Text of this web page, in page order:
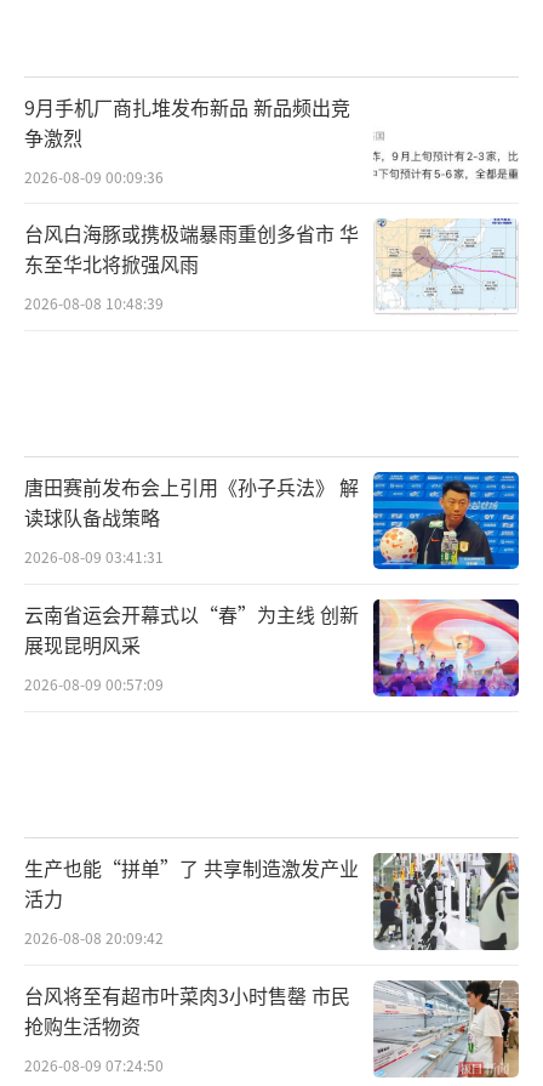
9月手机厂商扎堆发布新品 新品频出竞
争激烈
2026-08-09 00:09:36
台风白海豚或携极端暴雨重创多省市 华
东至华北将掀强风雨
2026-08-08 10:48:39
唐田赛前发布会上引用《孙子兵法》 解
读球队备战策略
2026-08-09 03:41:31
云南省运会开幕式以“春”为主线 创新
展现昆明风采
2026-08-09 00:57:09
生产也能“拼单”了 共享制造激发产业
活力
2026-08-08 20:09:42
台风将至有超市叶菜肉3小时售罄 市民
抢购生活物资
2026-08-09 07:24:50